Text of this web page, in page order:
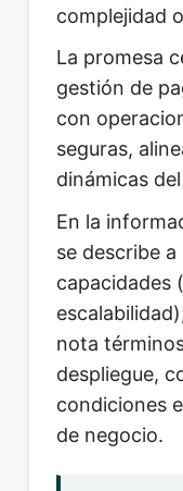
complejidad
La promesa
gestión de
con
seguras,
dinámicas
En la
se describe
capacidades
nota
despliegue,
condiciones
de negocio.